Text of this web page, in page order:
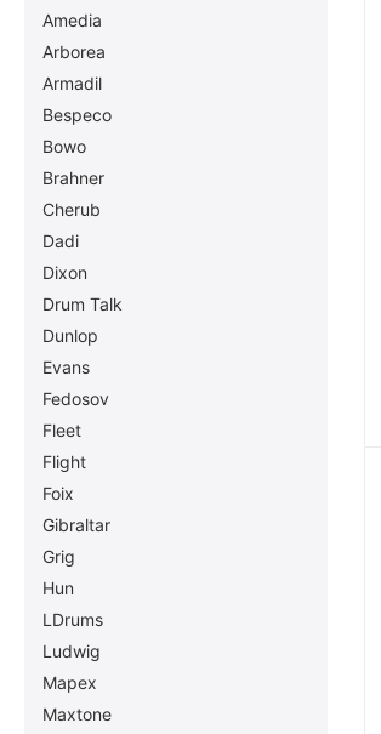
Amedia
Arborea
Armadil
Bespeco
Bowo
Brahner
Cherub
Dadi
Dixon
Drum Talk
Dunlop
Evans
Fedosov
Fleet
Flight
Foix
Gibraltar
Grig
Hun
LDrums
Ludwig
Mapex
Maxtone